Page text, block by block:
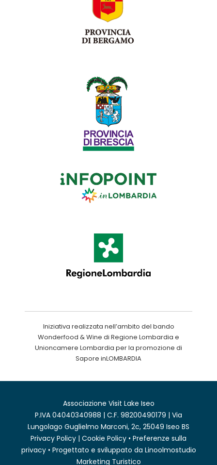
Iniziativa realizzata nell’ambito del bando
Wonderfood & Wine di Regione Lombardia e
Unioncamere Lombardia per la promozione di
Sapore inLOMBARDIA
Associazione Visit Lake Iseo
P.IVA 04040340988 | C.F. 98200490179 | Via
Lungolago Guglielmo Marconi, 2c, 25049 Iseo BS
Privacy Policy | Cookie Policy • Preferenze sulla
privacy• Progettato e sviluppato da Linoolmostudio
Marketing Turistico